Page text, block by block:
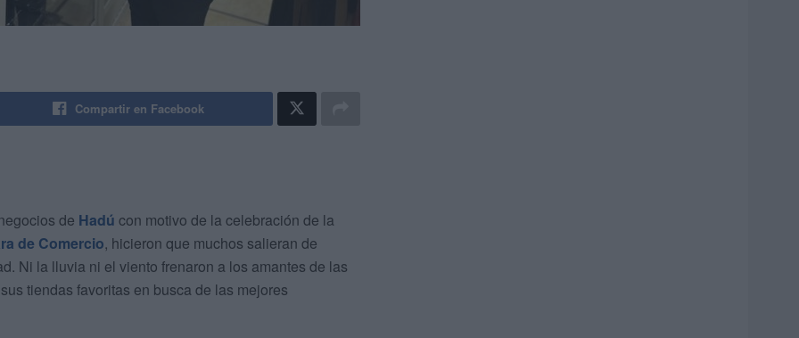
Compartir en Facebook
de Hadú con motivo de la celebración de la
de Comercio, hicieron que muchos salieran de
Ni la lluvia ni el viento frenaron a los amantes de las
tiendas favoritas en busca de las mejores